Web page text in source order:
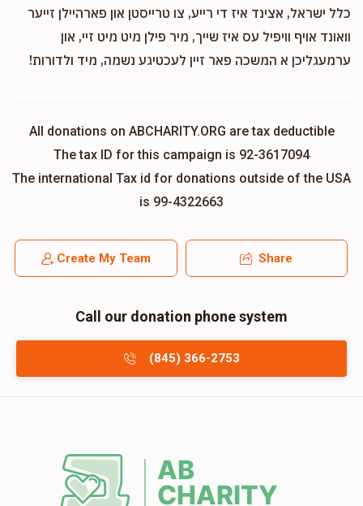
כלל ישראל, אצינד איז די רייע, צו טרייסטן און פארהיילן זייער
וואונד אויף וויפיל עס איז שייך, מיר פילן מיט מיט זיי, און
ערמעגליכן א המשכה פאר זיין לעכטיגע נשמה, מיד ולדורות!
All donations on ABCHARITY.ORG are tax deductible
The tax ID for this campaign is 92-3617094
The international Tax id for donations outside of the USA
is 99-4322663
Create My Team Share
Call our donation phone system
(845) 366-2753